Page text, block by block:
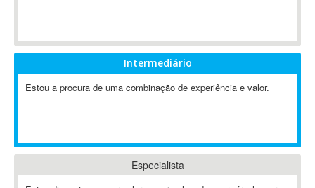
ABIS
AbleCommerce
Ableton
Abstract
Abstract Window Toolkit (AWT)
Intermediário
Estou a procura de uma combinação de experiência e valor.
Especialista